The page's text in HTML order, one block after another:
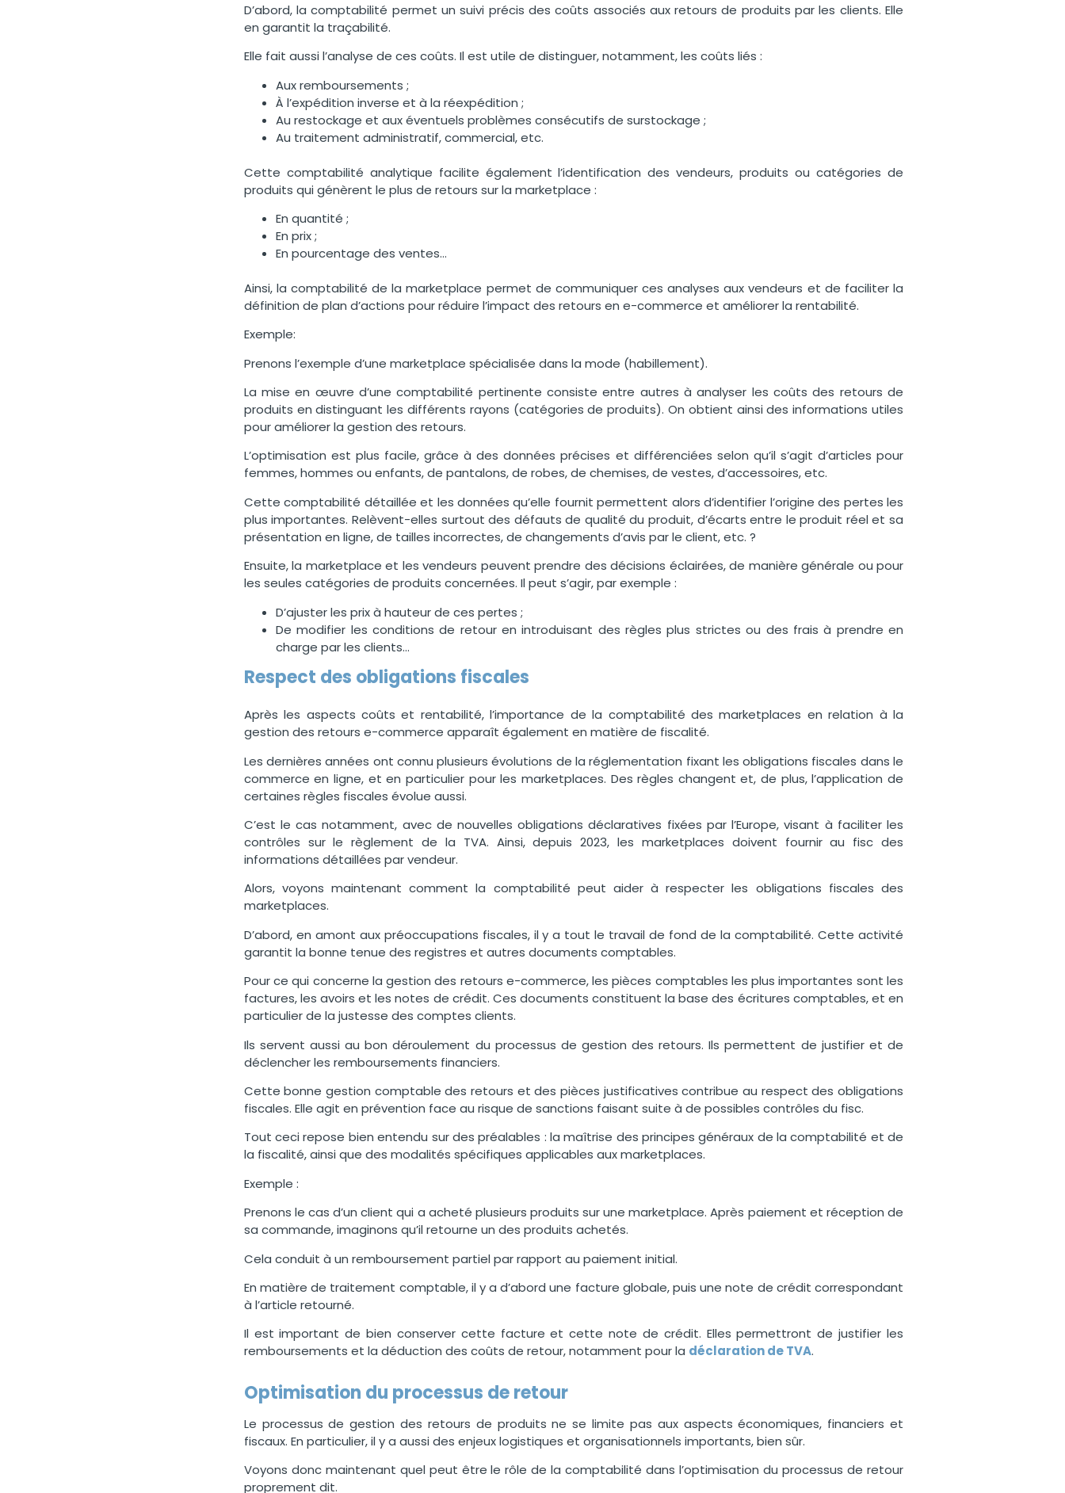
D’abord, la comptabilité permet un suivi précis des coûts associés aux retours de produits par les clients. Elle
en garantit la traçabilité.
Elle fait aussi l’analyse de ces coûts. Il est utile de distinguer, notamment, les coûts liés :
Aux remboursements ;
À l’expédition inverse et à la réexpédition ;
Au restockage et aux éventuels problèmes consécutifs de surstockage ;
Au traitement administratif, commercial, etc.
Cette comptabilité analytique facilite également l’identification des vendeurs, produits ou catégories de
produits qui génèrent le plus de retours sur la marketplace :
En quantité ;
En prix ;
En pourcentage des ventes…
Ainsi, la comptabilité de la marketplace permet de communiquer ces analyses aux vendeurs et de faciliter la
définition de plan d’actions pour réduire l’impact des retours en e-commerce et améliorer la rentabilité.
Exemple:
Prenons l’exemple d’une marketplace spécialisée dans la mode (habillement).
La mise en œuvre d’une comptabilité pertinente consiste entre autres à analyser les coûts des retours de
produits en distinguant les différents rayons (catégories de produits). On obtient ainsi des informations utiles
pour améliorer la gestion des retours.
L’optimisation est plus facile, grâce à des données précises et différenciées selon qu’il s’agit d’articles pour
femmes, hommes ou enfants, de pantalons, de robes, de chemises, de vestes, d’accessoires, etc.
Cette comptabilité détaillée et les données qu’elle fournit permettent alors d’identifier l’origine des pertes les
plus importantes. Relèvent-elles surtout des défauts de qualité du produit, d’écarts entre le produit réel et sa
présentation en ligne, de tailles incorrectes, de changements d’avis par le client, etc. ?
Ensuite, la marketplace et les vendeurs peuvent prendre des décisions éclairées, de manière générale ou pour
les seules catégories de produits concernées. Il peut s’agir, par exemple :
D’ajuster les prix à hauteur de ces pertes ;
De modifier les conditions de retour en introduisant des règles plus strictes ou des frais à prendre en
charge par les clients…
Respect des obligations fiscales
Après les aspects coûts et rentabilité, l’importance de la comptabilité des marketplaces en relation à la
gestion des retours e-commerce apparaît également en matière de fiscalité.
Les dernières années ont connu plusieurs évolutions de la réglementation fixant les obligations fiscales dans le
commerce en ligne, et en particulier pour les marketplaces. Des règles changent et, de plus, l’application de
certaines règles fiscales évolue aussi.
C’est le cas notamment, avec de nouvelles obligations déclaratives fixées par l’Europe, visant à faciliter les
contrôles sur le règlement de la TVA. Ainsi, depuis 2023, les marketplaces doivent fournir au fisc des
informations détaillées par vendeur.
Alors, voyons maintenant comment la comptabilité peut aider à respecter les obligations fiscales des
marketplaces.
D’abord, en amont aux préoccupations fiscales, il y a tout le travail de fond de la comptabilité. Cette activité
garantit la bonne tenue des registres et autres documents comptables.
Pour ce qui concerne la gestion des retours e-commerce, les pièces comptables les plus importantes sont les
factures, les avoirs et les notes de crédit. Ces documents constituent la base des écritures comptables, et en
particulier de la justesse des comptes clients.
Ils servent aussi au bon déroulement du processus de gestion des retours. Ils permettent de justifier et de
déclencher les remboursements financiers.
Cette bonne gestion comptable des retours et des pièces justificatives contribue au respect des obligations
fiscales. Elle agit en prévention face au risque de sanctions faisant suite à de possibles contrôles du fisc.
Tout ceci repose bien entendu sur des préalables : la maîtrise des principes généraux de la comptabilité et de
la fiscalité, ainsi que des modalités spécifiques applicables aux marketplaces.
Exemple :
Prenons le cas d’un client qui a acheté plusieurs produits sur une marketplace. Après paiement et réception de
sa commande, imaginons qu’il retourne un des produits achetés.
Cela conduit à un remboursement partiel par rapport au paiement initial.
En matière de traitement comptable, il y a d’abord une facture globale, puis une note de crédit correspondant
à l’article retourné.
Il est important de bien conserver cette facture et cette note de crédit. Elles permettront de justifier les
remboursements et la déduction des coûts de retour, notamment pour la déclaration de TVA.
Optimisation du processus de retour
Le processus de gestion des retours de produits ne se limite pas aux aspects économiques, financiers et
fiscaux. En particulier, il y a aussi des enjeux logistiques et organisationnels importants, bien sûr.
Voyons donc maintenant quel peut être le rôle de la comptabilité dans l’optimisation du processus de retour
proprement dit.